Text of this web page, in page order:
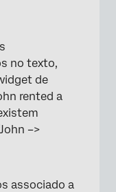
no texto,
de
rented a
–>
associado a